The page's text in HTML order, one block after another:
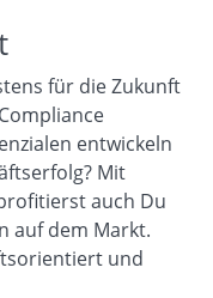
für die Zukunft
entwickeln
Mit
auch Du
auf dem Markt.
und